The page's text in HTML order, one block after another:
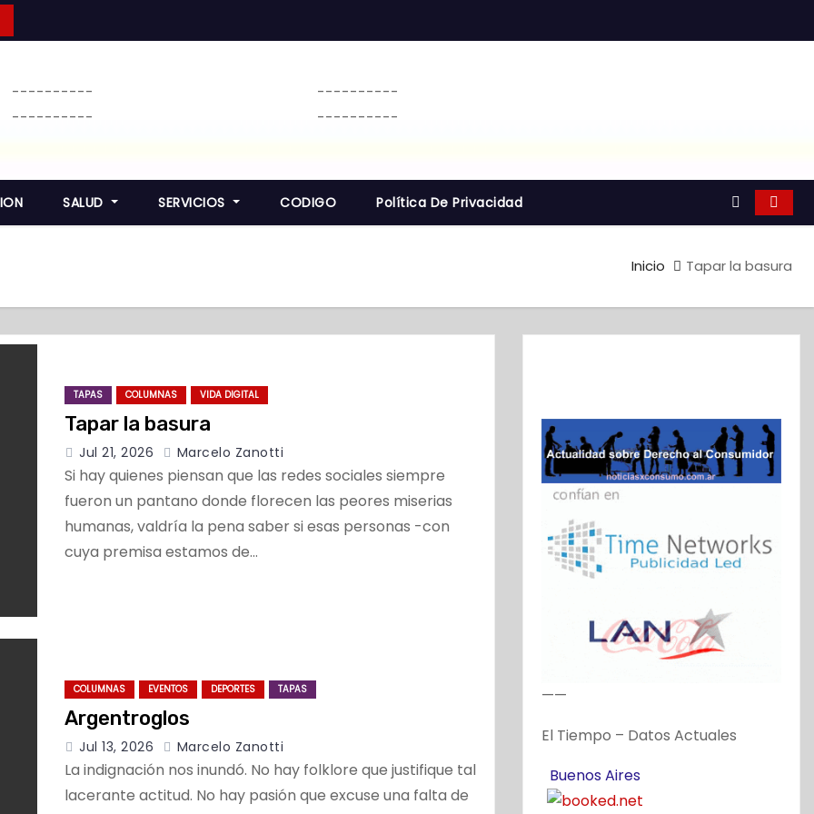
----------
----------
----------
----------
SALUD SERVICIOS CODIGO Política De Privacidad
Inicio Tapar la basura
TAPAS COLUMNAS VIDA DIGITAL
Tapar la basura
Jul 21, 2026 Marcelo Zanotti
Si hay quienes piensan que las redes sociales siempre
fueron un pantano donde florecen las peores miserias
humanas, valdría la pena saber si esas personas -con
cuya premisa estamos de…
COLUMNAS EVENTOS DEPORTES TAPAS
Argentroglos
Jul 13, 2026 Marcelo Zanotti
La indignación nos inundó. No hay folklore que justifique tal
lacerante actitud. No hay pasión que excuse una falta de
——
El Tiempo – Datos Actuales
Buenos Aires